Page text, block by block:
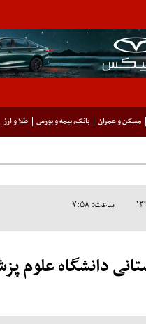
مسکن و عمران بانک، بیمه و بورس طلا و ارز
ساعت: ۷:۵۸
دانشگاه علوم